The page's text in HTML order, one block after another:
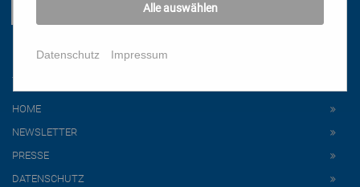
Links
HOME
NEWSLETTER
PRESSE
DATENSCHUTZ
Alle auswählen
Datenschutz Impressum